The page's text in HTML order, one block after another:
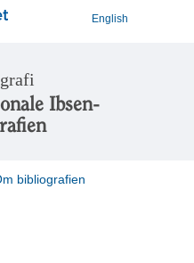
English
Ibsen-
bibliografien